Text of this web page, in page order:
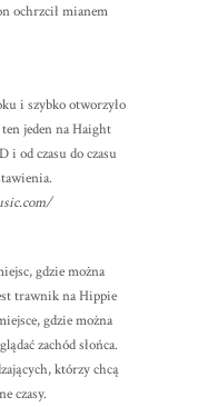
ochrzcił mianem
i szybko otworzyło
jeden na Haight
i od czasu do czasu
gdzie można
trawnik na Hippie
gdzie można
zachód słońca.
którzy chcą
czasy.